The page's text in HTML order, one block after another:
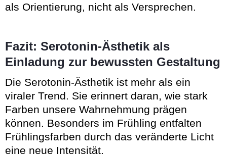
als Orientierung, nicht als Versprechen.
Fazit: Serotonin-Ästhetik als
Einladung zur bewussten Gestaltung
Die Serotonin-Ästhetik ist mehr als ein
viraler Trend. Sie erinnert daran, wie stark
Farben unsere Wahrnehmung prägen
können. Besonders im Frühling entfalten
Frühlingsfarben durch das veränderte Licht
eine neue Intensität.